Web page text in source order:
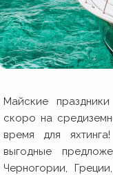
Майские
скоро на
время для
выгодные
Черногории,